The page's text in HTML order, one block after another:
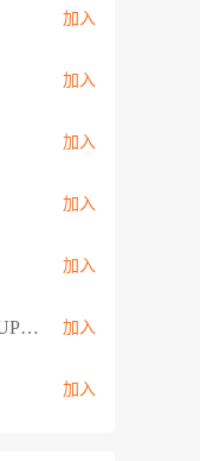
加入
加入
加入
加入
加入
ESG独家招商-PHH GROUP卖家交流群 加入
加入